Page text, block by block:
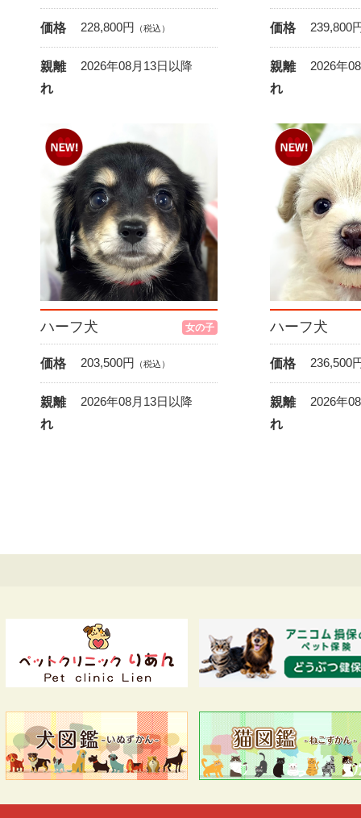
価格 228,800円 （税込）
親離
れ
2026年08月13日以降
価格 239,800
親離
れ
2026年
ハーフ犬 女の子
価格 203,500円 （税込）
親離
れ
2026年08月13日以降
ハーフ犬
価格 236,500
親離
れ
2026年